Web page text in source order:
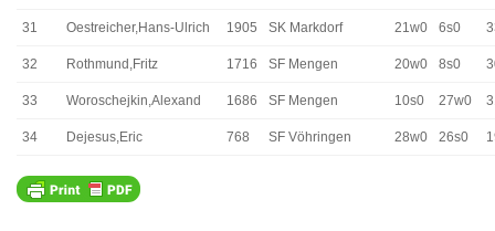
31 Oestreicher,Hans-Ulrich 1905 SK Markdorf 21w0 6s0
32 Rothmund,Fritz 1716 SF Mengen 20w0 8s0
33 Woroschejkin,Alexand 1686 SF Mengen 10s0 27w0
34 Dejesus,Eric 768 SF Vöhringen 28w0 26s0